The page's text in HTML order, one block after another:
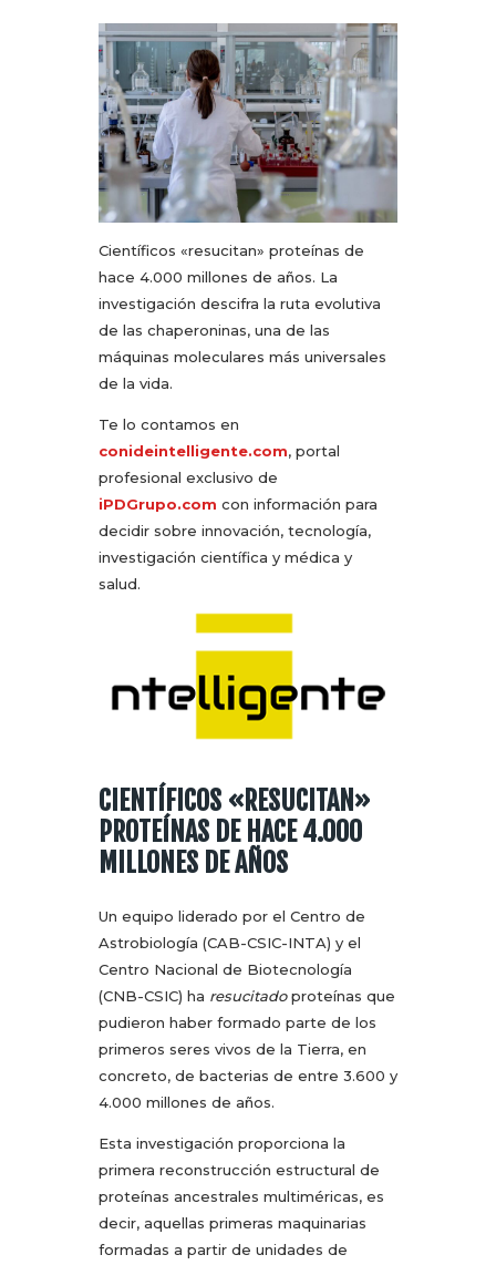
Científicos «resucitan» proteínas de
hace 4.000 millones de años. La
investigación descifra la ruta evolutiva
de las chaperoninas, una de las
máquinas moleculares más universales
de la vida.
Te lo contamos en
conideintelligente.com, portal
profesional exclusivo de
iPDGrupo.com con información para
decidir sobre innovación, tecnología,
investigación científica y médica y
salud.
CIENTÍFICOS «RESUCITAN»
PROTEÍNAS DE HACE 4.000
MILLONES DE AÑOS
Un equipo liderado por el Centro de
Astrobiología (CAB-CSIC-INTA) y el
Centro Nacional de Biotecnología
(CNB-CSIC) ha resucitadoproteínas que
pudieron haber formado parte de los
primeros seres vivos de la Tierra, en
concreto, de bacterias de entre 3.600 y
4.000 millones de años.
Esta investigación proporciona la
primera reconstrucción estructural de
proteínas ancestrales multiméricas, es
decir, aquellas primeras maquinarias
formadas a partir de unidades de